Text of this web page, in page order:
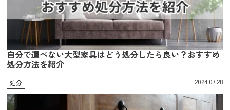
自分で運べない大型家具はどう処分したら良い？おすすめ
処分方法を紹介
処分 2024.07.28